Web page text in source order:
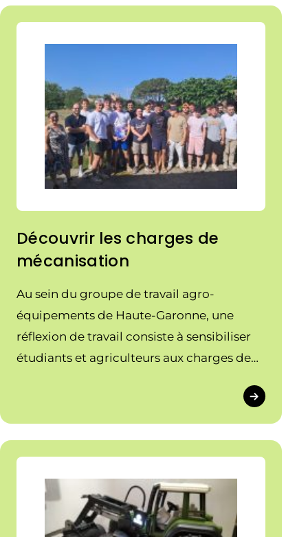
formaliser les méthodes de
communication furent au cœur […]
Découvrir les charges de
mécanisation
Au sein du groupe de travail agro-
équipements de Haute-Garonne, une
réflexion de travail consiste à sensibiliser
étudiants et agriculteurs aux charges de
travaillé ce sujet avec les BTS Génie des
équipements agricoles (GDEA) et
Techniques et services en matériels
agricoles (TSMA) […]